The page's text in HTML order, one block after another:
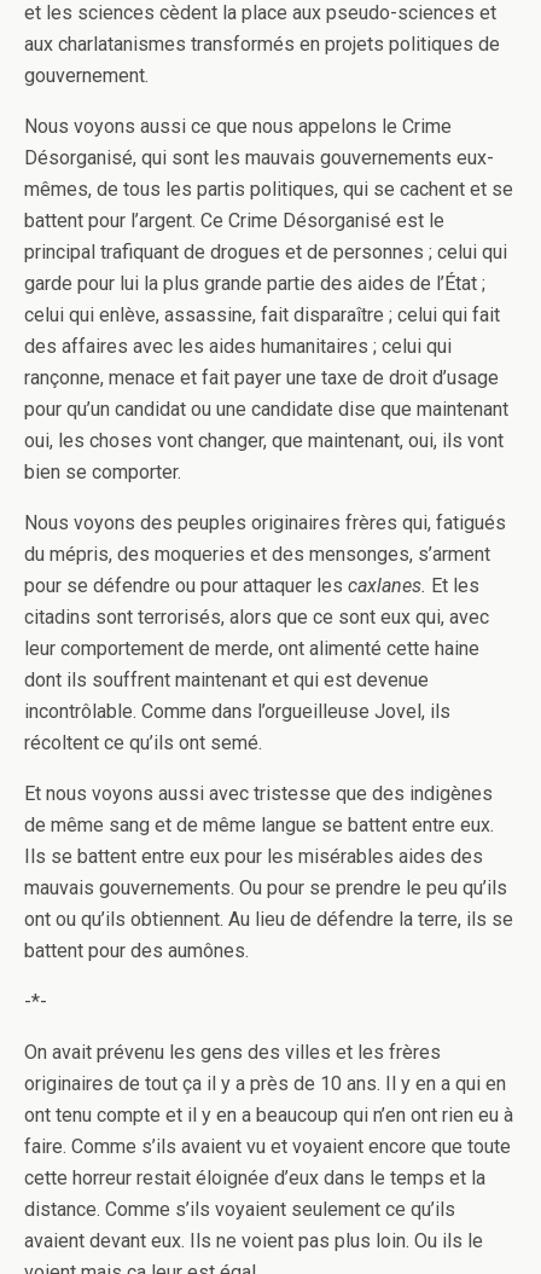
et les sciences cèdent la place aux pseudo-sciences et
aux charlatanismes transformés en projets politiques de
gouvernement.
Nous voyons aussi ce que nous appelons le Crime
Désorganisé, qui sont les mauvais gouvernements eux-
mêmes, de tous les partis politiques, qui se cachent et se
battent pour l’argent. Ce Crime Désorganisé est le
principal trafiquant de drogues et de personnes ; celui qui
garde pour lui la plus grande partie des aides de l’État ;
celui qui enlève, assassine, fait disparaître ; celui qui fait
des affaires avec les aides humanitaires ; celui qui
rançonne, menace et fait payer une taxe de droit d’usage
pour qu’un candidat ou une candidate dise que maintenant
oui, les choses vont changer, que maintenant, oui, ils vont
bien se comporter.
Nous voyons des peuples originaires frères qui, fatigués
du mépris, des moqueries et des mensonges, s’arment
pour se défendre ou pour attaquer les caxlanes. Et les
citadins sont terrorisés, alors que ce sont eux qui, avec
leur comportement de merde, ont alimenté cette haine
dont ils souffrent maintenant et qui est devenue
incontrôlable. Comme dans l’orgueilleuse Jovel, ils
récoltent ce qu’ils ont semé.
Et nous voyons aussi avec tristesse que des indigènes
de même sang et de même langue se battent entre eux.
Ils se battent entre eux pour les misérables aides des
mauvais gouvernements. Ou pour se prendre le peu qu’ils
ont ou qu’ils obtiennent. Au lieu de défendre la terre, ils se
battent pour des aumônes.
-*-
On avait prévenu les gens des villes et les frères
originaires de tout ça il y a près de 10 ans. Il y en a qui en
ont tenu compte et il y en a beaucoup qui n’en ont rien eu à
faire. Comme s’ils avaient vu et voyaient encore que toute
cette horreur restait éloignée d’eux dans le temps et la
distance. Comme s’ils voyaient seulement ce qu’ils
avaient devant eux. Ils ne voient pas plus loin. Ou ils le